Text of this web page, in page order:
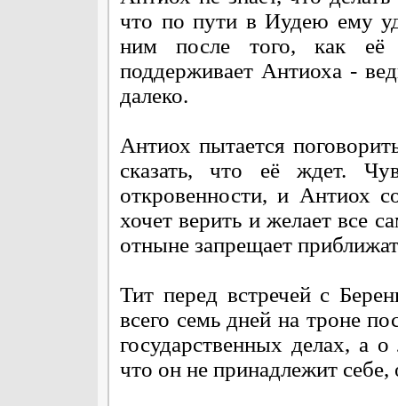
что по пути в Иудею ему
ним после того, как её
поддерживает Антиоха -
далеко.
Антиох пытается
сказать, что её ждет.
откровенности, и Антиох
хочет верить и желает все
отныне запрещает
Тит перед встречей с
всего семь дней на троне
государственных делах, а
что он не принадлежит